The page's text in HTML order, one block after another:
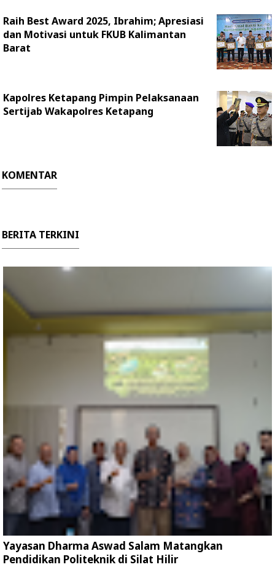
Raih Best Award 2025, Ibrahim; Apresiasi
dan Motivasi untuk FKUB Kalimantan
Barat
Kapolres Ketapang Pimpin Pelaksanaan
Sertijab Wakapolres Ketapang
KOMENTAR
BERITA TERKINI
Yayasan Dharma Aswad Salam Matangkan
Pendidikan Politeknik di Silat Hilir